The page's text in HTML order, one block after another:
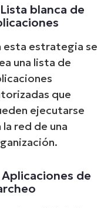
blanca de
esta estrategia se
una lista de
que
ejecutarse
la red de una
Aplicaciones de